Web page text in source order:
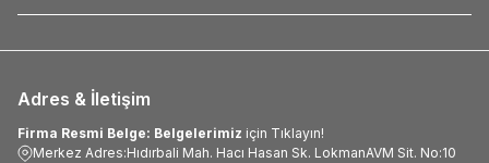
Adres & İletişim
Firma Resmi Belge: Belgelerimiz için Tıklayın!
Merkez Adres:Hıdırbali Mah. Hacı Hasan Sk. LokmanAVM Sit. No:10